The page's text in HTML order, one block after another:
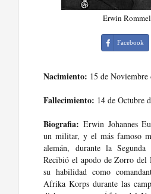
Erwin Rommel
Facebook
Nacimiento: 15 de Noviembre
Fallecimiento: 14 de Octubre
Biografia: Erwin Johannes
un militar, y el más famoso
alemán, durante la Segunda
Recibió el apodo de Zorro del
su habilidad como
Afrika Korps durante las